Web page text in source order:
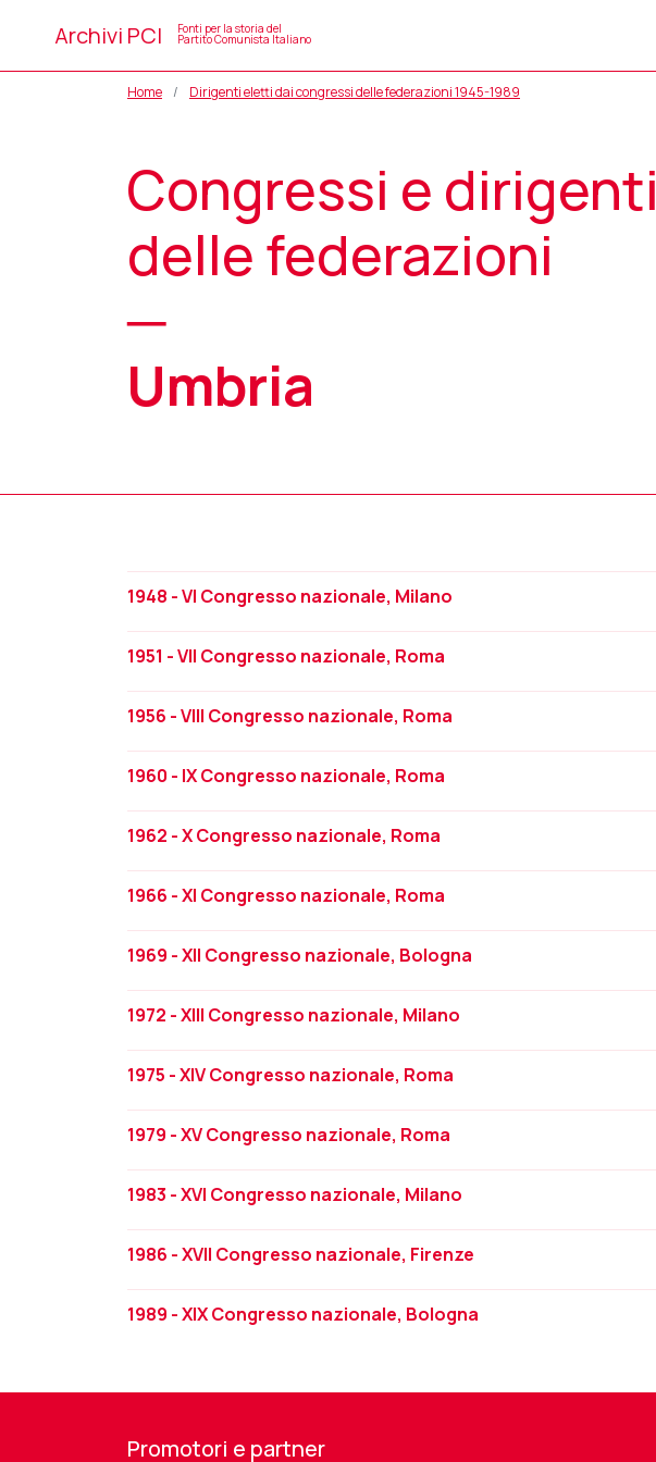
Archivi PCI Fonti per la storia del
Partito Comunista Italiano
Home Dirigenti eletti dai congressi delle federazioni 1945-1989
Congressi e dirigenti
delle federazioni
─
Umbria
1948 - VI Congresso nazionale, Milano
1951 - VII Congresso nazionale, Roma
1956 - VIII Congresso nazionale, Roma
1960 - IX Congresso nazionale, Roma
1962 - X Congresso nazionale, Roma
1966 - XI Congresso nazionale, Roma
1969 - XII Congresso nazionale, Bologna
1972 - XIII Congresso nazionale, Milano
1975 - XIV Congresso nazionale, Roma
1979 - XV Congresso nazionale, Roma
1983 - XVI Congresso nazionale, Milano
1986 - XVII Congresso nazionale, Firenze
1989 - XIX Congresso nazionale, Bologna
Promotori e partner